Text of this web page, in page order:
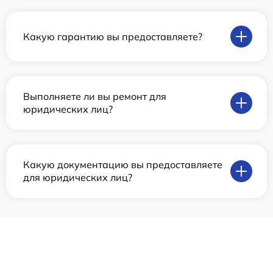
Какую гарантию вы предоставляете?
Выполняете ли вы ремонт для
юридических лиц?
Какую документацию вы предоставляете
для юридических лиц?